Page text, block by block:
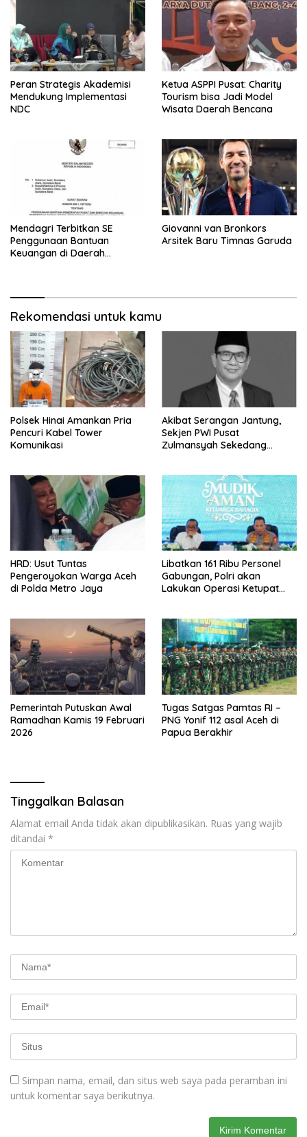
Peran Strategis Akademisi
Mendukung Implementasi
NDC
Ketua ASPPI Pusat: Charity
Tourism bisa Jadi Model
Wisata Daerah Bencana
Mendagri Terbitkan SE
Penggunaan Bantuan
Keuangan di Daerah
Giovanni van Bronkors
Arsitek Baru Timnas Garuda
Rekomendasi untuk kamu
Polsek Hinai Amankan Pria
Pencuri Kabel Tower
Komunikasi
Akibat Serangan Jantung,
Sekjen PWI Pusat
Zulmansyah Sekedang
HRD: Usut Tuntas
Pengeroyokan Warga Aceh
di Polda Metro Jaya
Libatkan 161 Ribu Personel
Gabungan, Polri akan
Lakukan Operasi Ketupat
Pemerintah Putuskan Awal
Ramadhan Kamis 19 Februari
2026
Tugas Satgas Pamtas RI –
PNG Yonif 112 asal Aceh di
Papua Berakhir
Tinggalkan Balasan
Alamat email Anda tidak akan dipublikasikan. Ruas yang wajib
ditandai *
Simpan nama, email, dan situs web saya pada peramban ini
untuk komentar saya berikutnya.